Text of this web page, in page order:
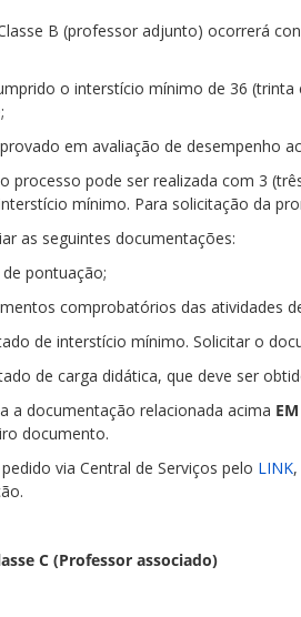
B (professor adjunto) ocorrerá
o interstício mínimo de 36
em avaliação de desempenho
processo pode ser realizada com 3
mínimo. Para solicitação da
as seguintes documentações:
pontuação;
comprobatórios das atividades
de interstício mínimo. Solicitar o
de carga didática, que deve ser
a documentação relacionada acima
documento.
via Central de Serviços pelo LINK
C (Professor associado)